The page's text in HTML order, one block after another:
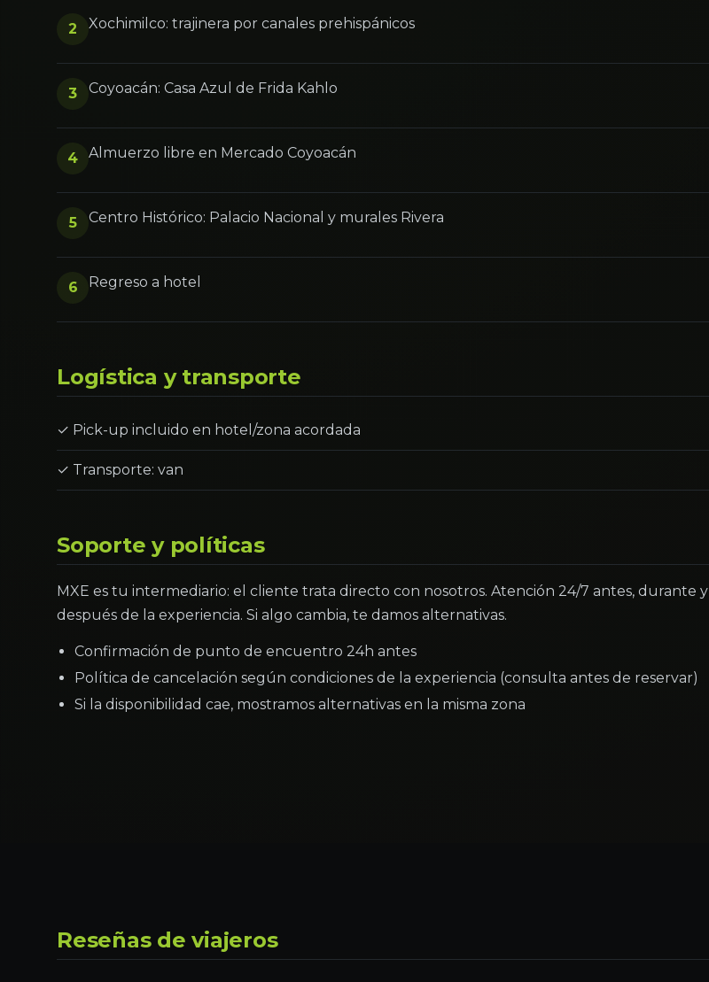
2 Xochimilco: trajinera por canales prehispánicos
3 Coyoacán: Casa Azul de Frida Kahlo
4 Almuerzo libre en Mercado Coyoacán
5 Centro Histórico: Palacio Nacional y murales Rivera
6 Regreso a hotel
Logística y transporte
✓ Pick-up incluido en hotel/zona acordada
✓ Transporte: van
Soporte y políticas
MXE es tu intermediario: el cliente trata directo con nosotros. Atención 24/7 antes, durante y
después de la experiencia. Si algo cambia, te damos alternativas.
Confirmación de punto de encuentro 24h antes
Política de cancelación según condiciones de la experiencia (consulta antes de reservar)
Si la disponibilidad cae, mostramos alternativas en la misma zona
Reseñas de viajeros